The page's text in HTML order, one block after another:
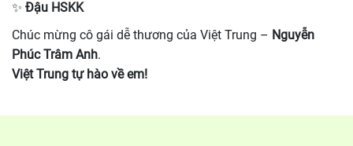
✨ Đậu HSKK
Chúc mừng cô gái dễ thương của Việt Trung – Nguyễn
Phúc Trâm Anh.
Việt Trung tự hào về em!